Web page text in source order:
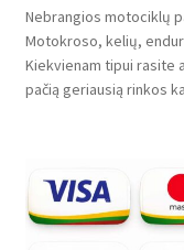
Nebrangios motociklų
Motokroso, kelių,
Kiekvienam tipui rasite
pačią geriausią rinkos